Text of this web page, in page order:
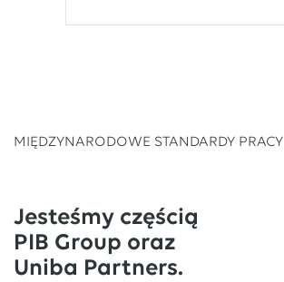
MIĘDZYNARODOWE STANDARDY PRACY
Jesteśmy częścią
PIB Group oraz
Uniba Partners.